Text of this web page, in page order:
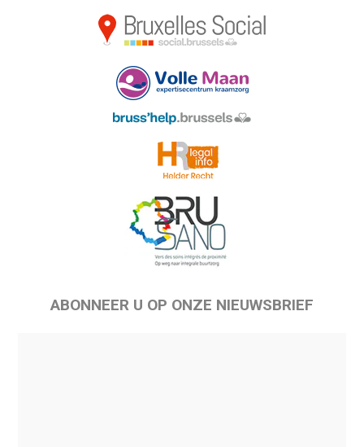
ABONNEER U OP ONZE NIEUWSBRIEF